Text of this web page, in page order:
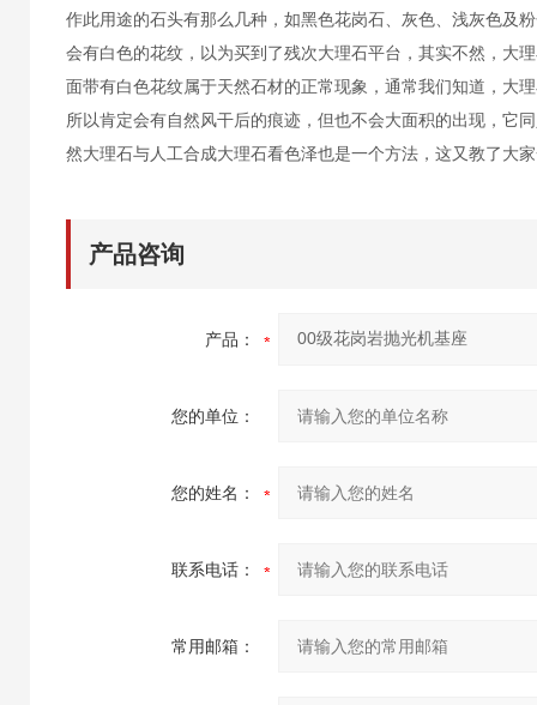
作此用途的石头有那么几种，如黑色花岗石、灰色、浅灰色及
会有白色的花纹，以为买到了残次大理石平台，其实不然，大
面带有白色花纹属于天然石材的正常现象，通常我们知道，大
所以肯定会有自然风干后的痕迹，但也不会大面积的出现，它
然大理石与人工合成大理石看色泽也是一个方法，这又教了大
产品咨询
产品：
您的单位：
您的姓名：
联系电话：
常用邮箱：